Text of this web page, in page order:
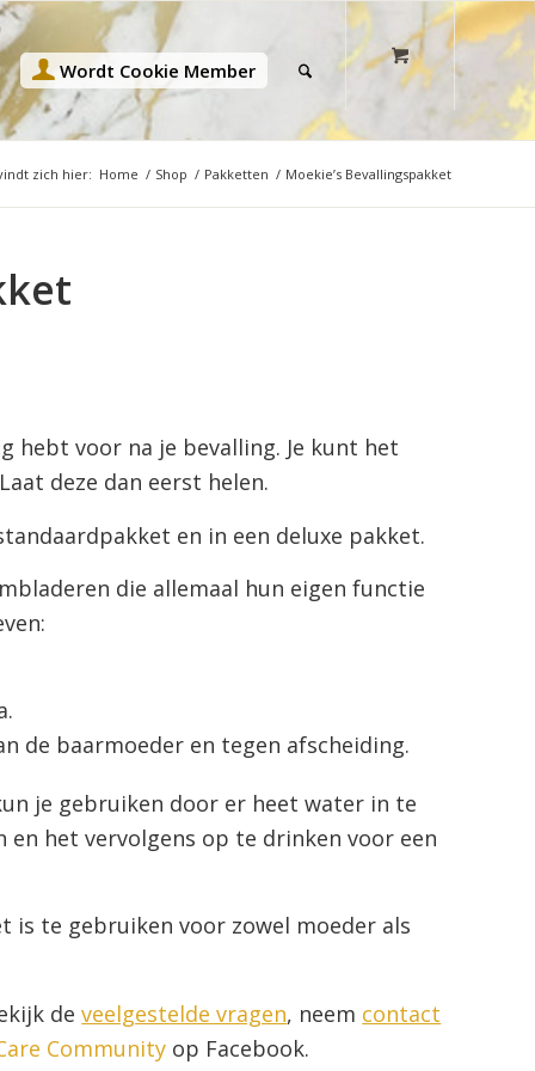
Wordt Cookie Member
zich hier: Home / Shop / Pakketten / Moekie’s Bevallingspakket
hebt voor na je bevalling. Je kunt het
deze dan eerst helen.
en in een deluxe pakket.
die allemaal hun eigen functie
de baarmoeder en tegen afscheiding.
je gebruiken door er heet water in te
het vervolgens op te drinken voor een
is te gebruiken voor zowel moeder als
deveelgestelde vragen, neem contact
Community op Facebook.